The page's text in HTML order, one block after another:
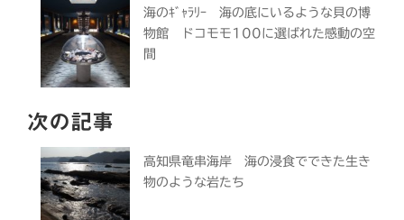
海のｷﾞｬﾗﾘｰ 海の底にいるような貝の博
物館 ドコモモ100に選ばれた感動の空
間
次の記事
高知県竜串海岸 海の浸食でできた生き
物のような岩たち